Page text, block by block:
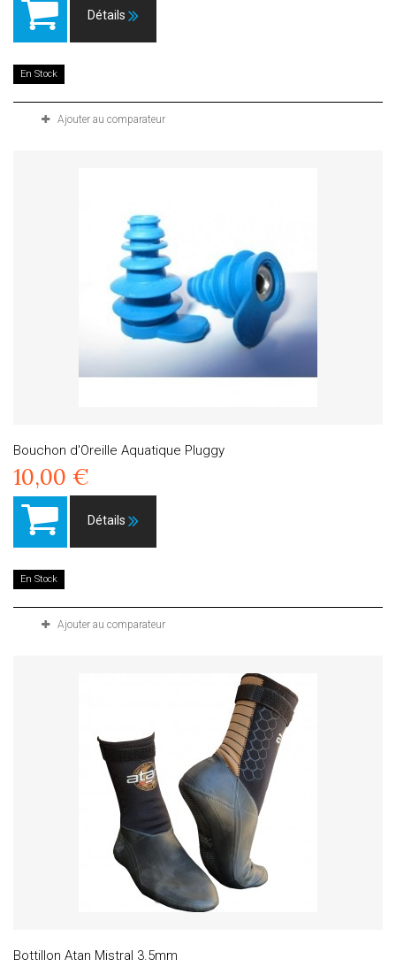
Détails
En Stock
Ajouter au comparateur
Bouchon d'Oreille Aquatique Pluggy
10,00 €
Détails
En Stock
Ajouter au comparateur
Bottillon Atan Mistral 3.5mm